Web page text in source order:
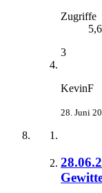
Zugriffe
3
KevinF
28. Juni